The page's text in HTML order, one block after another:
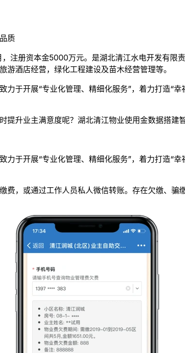
质
注册资本金5000万元。是湖北清江水电开发有限
酒店经营，绿化工程建设及苗木经营管理等。
力于开展“专业化管理、精细化服务”，着力打造“
提升业主满意度呢？湖北清江物业使用金数据搭建
力于开展“专业化管理、精细化服务”，着力打造“
费，或通过工作人员私人微信转账。存在欠缴、